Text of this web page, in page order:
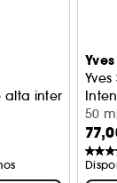
intensidad -
50